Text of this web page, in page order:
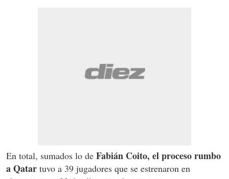
En total, sumados lo de Fabián Coito, el proceso rumbo
a Qatar tuvo a 39 jugadores que se estrenaron en